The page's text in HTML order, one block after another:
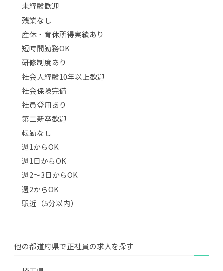
未経験歓迎
残業なし
産休・育休所得実績あり
短時間勤務OK
研修制度あり
社会人経験10年以上歓迎
社会保険完備
社員登用あり
第二新卒歓迎
転勤なし
週1からOK
週1日からOK
週2〜3日からOK
週2からOK
駅近（5分以内）
他の都道府県で正社員の求人を探す